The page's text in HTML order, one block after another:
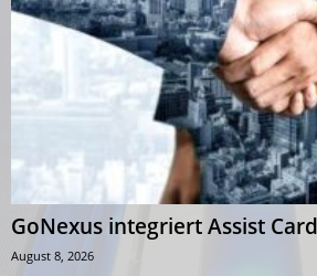
GoNexus integriert Assist
August 8, 2026